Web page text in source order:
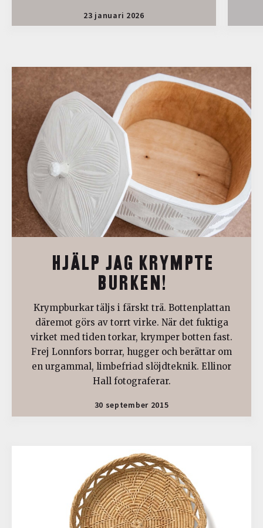
23 januari 2026
HJÄLP JAG KRYMPTE
BURKEN!
Krympburkar täljs i färskt trä. Bottenplattan
däremot görs av torrt virke. När det fuktiga
virket med tiden torkar, krymper botten fast.
Frej Lonnfors borrar, hugger och berättar om
en urgammal, limbefriad slöjdteknik. Ellinor
Hall fotograferar.
30 september 2015